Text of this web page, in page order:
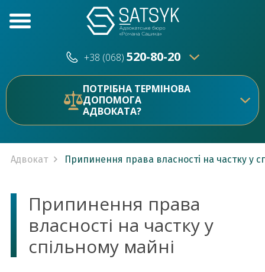
+38 (068) 520-80-20
520-80-20
ПОТРІБНА ТЕРМІНОВА
ДОПОМОГА
АДВОКАТА?
Адвокат Припинення права власності на частку у
Припинення права
власності на частку у
спільному майні